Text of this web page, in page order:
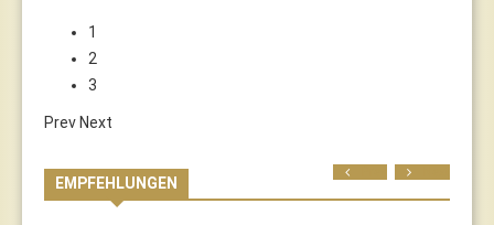
1
2
3
Prev Next
EMPFEHLUNGEN